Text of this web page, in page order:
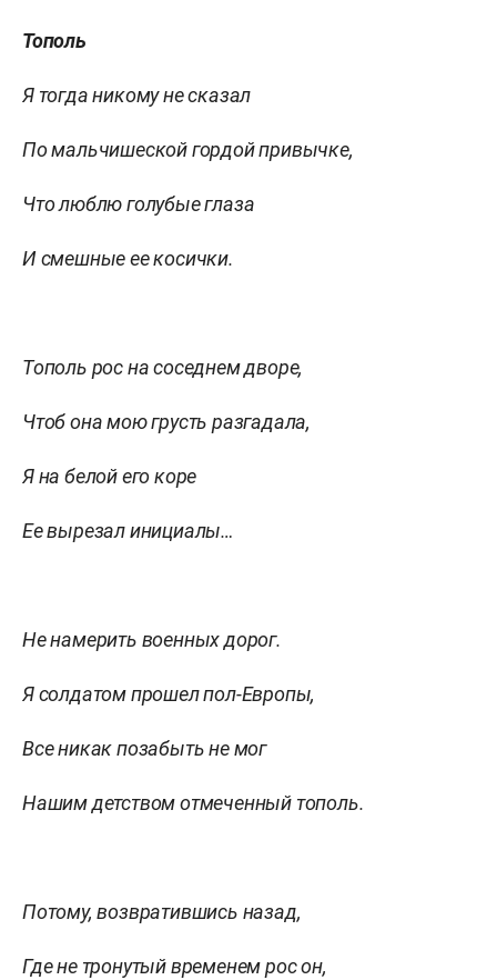
Тополь
Я тогда никому не сказал
По мальчишеской гордой привычке,
Что люблю голубые глаза
И смешные еекосички.
Тополь рос на соседнем дворе,
Чтоб она мою грусть разгадала,
Я на белой его коре
Еевырезал инициалы…
Не намерить военных дорог.
Я солдатом прошел пол-Европы,
Все никак позабыть не мог
Нашим детством отмеченный тополь.
Потому, возвратившись назад,
Где не тронутый временем рос он,